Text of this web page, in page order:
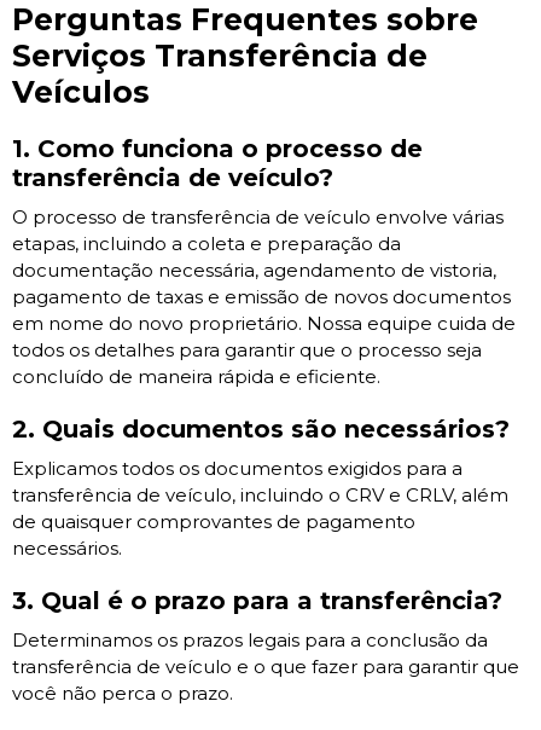
Perguntas Frequentes sobre
Serviços Transferência de
Veículos
1. Como funciona o processo de
transferência de veículo?
O processo de transferência de veículo envolve várias
etapas, incluindo a coleta e preparação da
documentação necessária, agendamento de vistoria,
pagamento de taxas e emissão de novos documentos
em nome do novo proprietário. Nossa equipe cuida de
todos os detalhes para garantir que o processo seja
concluído de maneira rápida e eficiente.
2. Quais documentos são necessários?
Explicamos todos os documentos exigidos para a
transferência de veículo, incluindo o CRV e CRLV, além
de quaisquer comprovantes de pagamento
necessários.
3. Qual é o prazo para a transferência?
Determinamos os prazos legais para a conclusão da
transferência de veículo e o que fazer para garantir que
você não perca o prazo.